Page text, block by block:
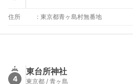
住所 : 東京都青ヶ島村無番地
4
東台所神社
東京都 / 青ヶ島